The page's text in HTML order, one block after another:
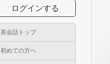
ログインする
英会話トップ
初めての方へ